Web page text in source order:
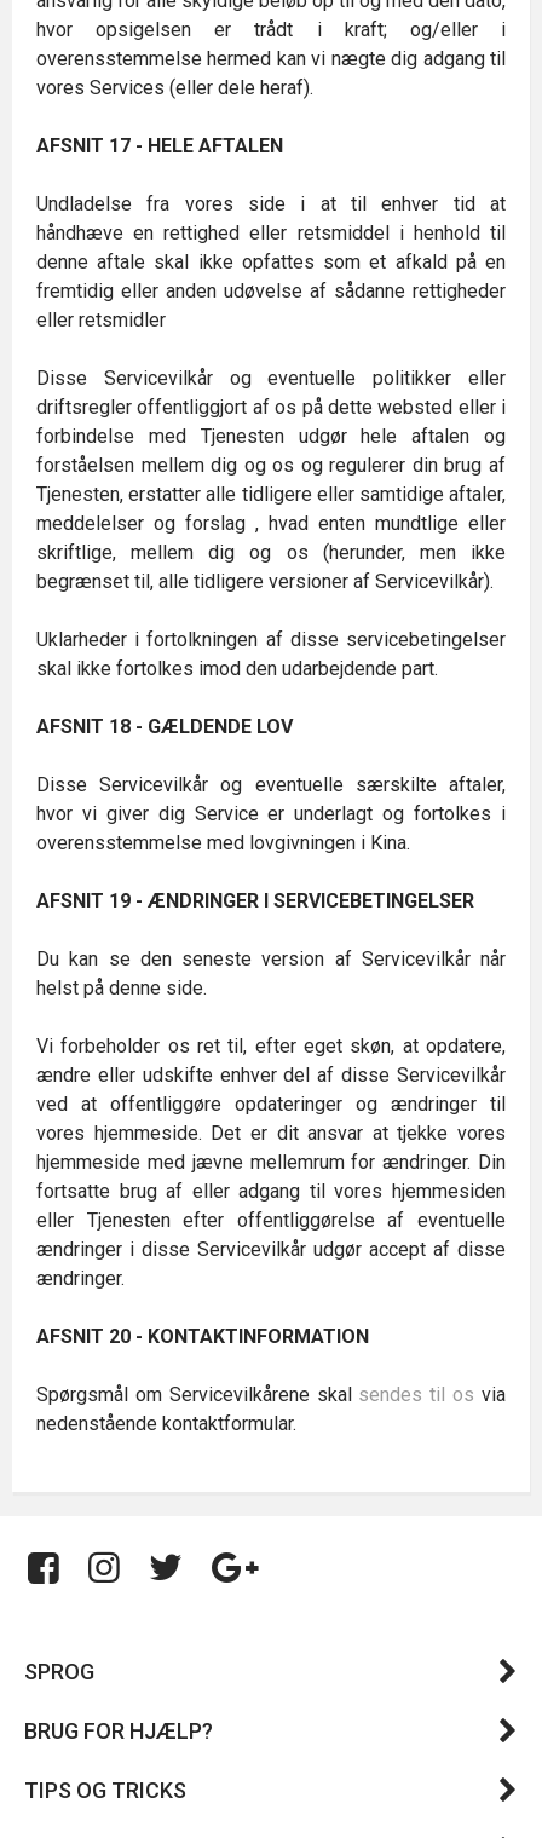
hvor opsigelsen er trådt i kraft; og/eller i
overensstemmelse hermed kan vi nægte dig adgang til
vores Services (eller dele heraf).
AFSNIT 17 - HELE AFTALEN
Undladelse fra vores side i at til enhver tid at
håndhæve en rettighed eller retsmiddel i henhold til
denne aftale skal ikke opfattes som et afkald på en
fremtidig eller anden udøvelse af sådanne rettigheder
eller retsmidler
Disse Servicevilkår og eventuelle politikker eller
driftsregler offentliggjort af os på dette websted eller i
forbindelse med Tjenesten udgør hele aftalen og
forståelsen mellem dig og os og regulerer din brug af
Tjenesten, erstatter alle tidligere eller samtidige aftaler,
meddelelser og forslag , hvad enten mundtlige eller
skriftlige, mellem dig og os (herunder, men ikke
begrænset til, alle tidligere versioner af Servicevilkår).
Uklarheder i fortolkningen af disse servicebetingelser
skal ikke fortolkes imod den udarbejdende part.
AFSNIT 18 - GÆLDENDE LOV
Disse Servicevilkår og eventuelle særskilte aftaler,
hvor vi giver dig Service er underlagt og fortolkes i
overensstemmelse med lovgivningen i Kina.
AFSNIT 19 - ÆNDRINGER I SERVICEBETINGELSER
Du kan se den seneste version af Servicevilkår når
helst på denne side.
Vi forbeholder os ret til, efter eget skøn, at opdatere,
ændre eller udskifte enhver del af disse Servicevilkår
ved at offentliggøre opdateringer og ændringer til
vores hjemmeside. Det er dit ansvar at tjekke vores
hjemmeside med jævne mellemrum for ændringer. Din
fortsatte brug af eller adgang til vores hjemmesiden
eller Tjenesten efter offentliggørelse af eventuelle
ændringer i disse Servicevilkår udgør accept af disse
ændringer.
AFSNIT 20 - KONTAKTINFORMATION
Spørgsmål om Servicevilkårene skal sendes til os via
nedenstående kontaktformular.
SPROG
BRUG FOR HJÆLP?
TIPS OG TRICKS